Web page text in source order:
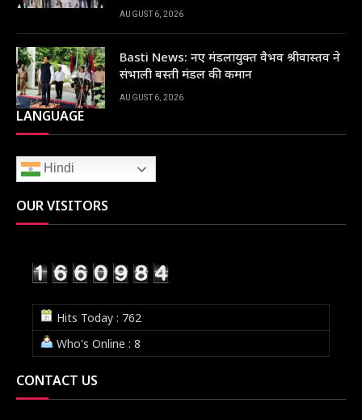
AUGUST 6, 2026
Basti News: नए मंडलायुक्त वैभव श्रीवास्तव ने
संभाली बस्ती मंडल की कमान
AUGUST 6, 2026
LANGUAGE
Hindi
OUR VISITORS
Hits Today : 762
Who's Online : 8
CONTACT US